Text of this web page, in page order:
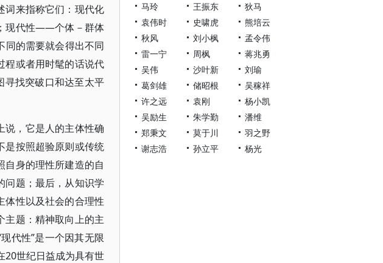
词来指称它们：现代化
现代性――个体－群体
同的需要就会得出不同
程或者用时髦的话说代
寻找突破口和达至太平
说，它是人的主体性确
是按照超验原则或传统
自身的理性所建造的自
问题；最后，从知识学
体性以及社会的合理性
主题：精神取向上的主
代性”是一个因其无限
20世纪日益成为具有世
马玲
王振东
狄马
袁伟时
史啸虎
熊培云
秋风
刘小枫
孟令伟
雷一宁
周枫
蒋兆勇
吴伟
沙叶新
刘瑜
葛剑雄
储昭根
吴稼祥
许之远
袁刚
杨小凯
吴励生
朱学勤
潘维
郑秉文
莫于川
羽之野
谢志浩
孙立平 杨光